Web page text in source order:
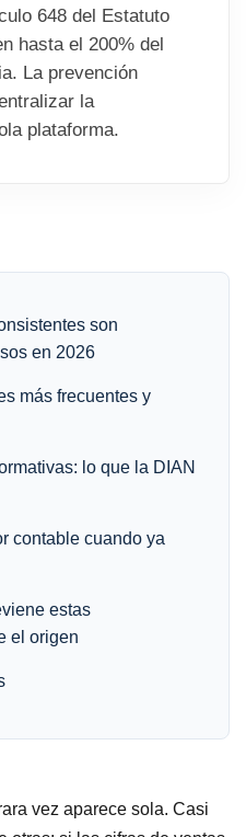
648 del Estatuto
hasta el 200% del
La prevención
la
plataforma.
son
en 2026
más frecuentes y
lo que la DIAN
contable cuando ya
estas
el origen
vez aparece sola. Casi